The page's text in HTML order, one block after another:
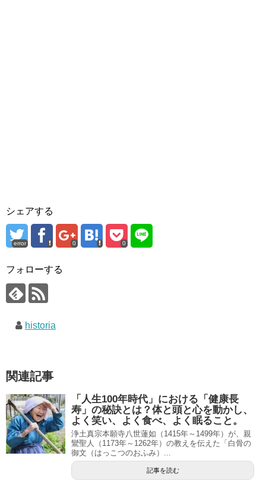
シェアする
error 0 0
フォローする
historia
関連記事
「人生100年時代」における「健康長
寿」の秘訣とは？体と頭と心を動かし、
よく笑い、よく食べ、よく眠ること。
浄土真宗本願寺八世蓮如（1415年～1499年）が、親
鸞聖人（1173年～1262年）の教えを伝えた「白骨の
御文（はっこつのおふみ）...
記事を読む